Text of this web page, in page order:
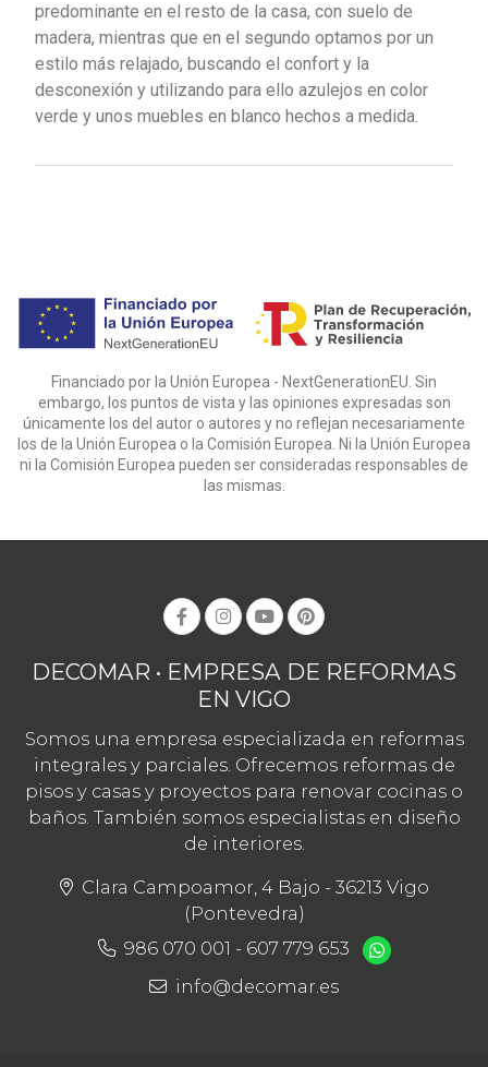
predominante en el resto de la casa, con suelo de
madera, mientras que en el segundo optamos por un
estilo más relajado, buscando el confort y la
desconexión y utilizando para ello azulejos en color
verde y unos muebles en blanco hechos a medida.
Financiado por la Unión Europea - NextGenerationEU. Sin
embargo, los puntos de vista y las opiniones expresadas son
únicamente los del autor o autores y no reflejan necesariamente
los de la Unión Europea o la Comisión Europea. Ni la Unión Europea
ni la Comisión Europea pueden ser consideradas responsables de
las mismas.
DECOMAR • EMPRESA DE REFORMAS
EN VIGO
Somos una empresa especializada en reformas
integrales y parciales. Ofrecemos reformas de
pisos y casas y proyectos para renovar cocinas o
baños. También somos especialistas en diseño
de interiores.
Clara Campoamor, 4 Bajo - 36213 Vigo
(Pontevedra)
986 070 001 - 607 779 653
info@decomar.es